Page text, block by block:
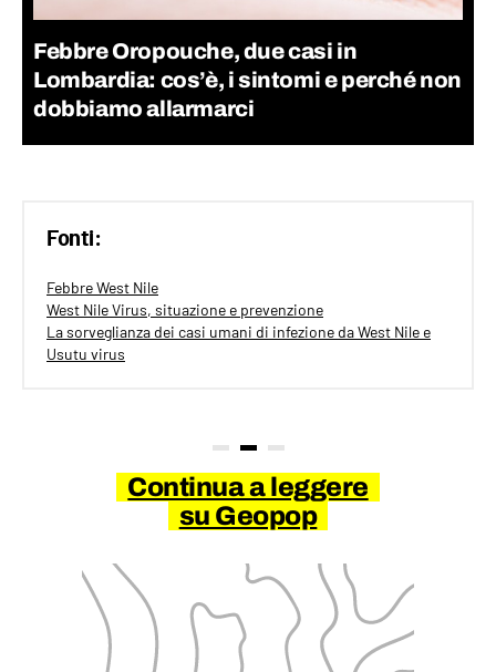
Febbre Oropouche, due casi in
Lombardia: cos’è, i sintomi e perché non
dobbiamo allarmarci
Fonti:
Febbre West Nile
West Nile Virus, situazione e prevenzione
La sorveglianza dei casi umani di infezione da West Nile e
Usutu virus
Continua a leggere
su Geopop